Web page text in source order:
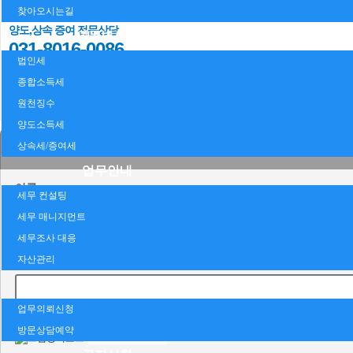
찾아오시는길
세목별세금
법인세
종합소득세
원천징수
양도소득세
상속세/증여세
업무안내
세무 컨설팅
세무 매니지먼트
세무조사 대응
자산관리
업무의뢰신청
방문상담예약
031-8016-0085
양도,상속 증여 전문상담
031-8016-0086
평일 am 09:00 ~ pm 18:00
FAX 031-8016-0089
이름
휴대폰